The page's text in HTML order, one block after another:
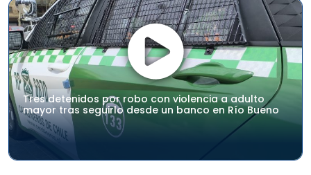
Tres detenidos por robo con violencia a adulto
mayor tras seguirlo desde un banco en Río Bueno